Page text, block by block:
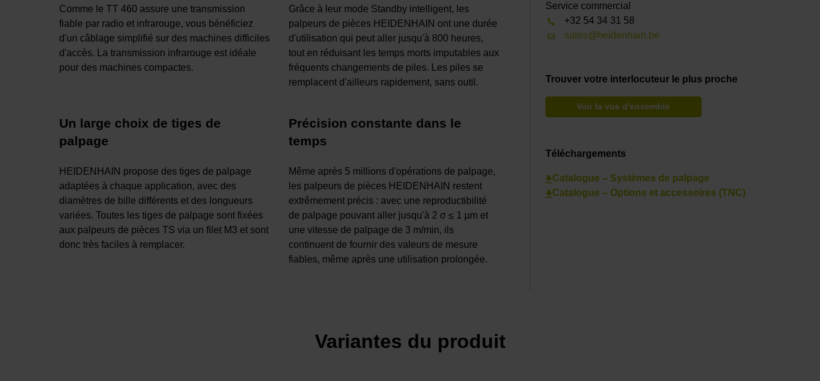
Comme le TT 460 assure une transmission
fiable par radio et infrarouge, vous bénéficiez
d'un câblage simplifié sur des machines difficiles
d'accès. La transmission infrarouge est idéale
pour des machines compactes.
Grâce à leur mode Standby intelligent, les
palpeurs de pièces HEIDENHAIN ont une durée
d'utilisation qui peut aller jusqu'à 800 heures,
tout en réduisant les temps morts imputables aux
fréquents changements de piles. Les piles se
remplacent d'ailleurs rapidement, sans outil.
Un large choix de tiges de
palpage
HEIDENHAIN propose des tiges de palpage
adaptées à chaque application, avec des
diamètres de bille différents et des longueurs
variées. Toutes les tiges de palpage sont fixées
aux palpeurs de pièces TS via un filet M3 et sont
donc très faciles à remplacer.
Précision constante dans le
temps
Même après 5 millions d'opérations de palpage,
les palpeurs de pièces HEIDENHAIN restent
extrêmement précis : avec une reproductibilité
de palpage pouvant aller jusqu'à 2 σ ≤ 1 µm et
une vitesse de palpage de 3 m/min, ils
continuent de fournir des valeurs de mesure
fiables, même après une utilisation prolongée.
Service commercial
+32 54 34 31 58
sales@heidenhain.be
Trouver votre interlocuteur le plus proche
Voir la vue d'ensemble
Téléchargements
Catalogue – Systèmes de palpage
Catalogue – Options et accessoires (TNC)
Variantes du produit